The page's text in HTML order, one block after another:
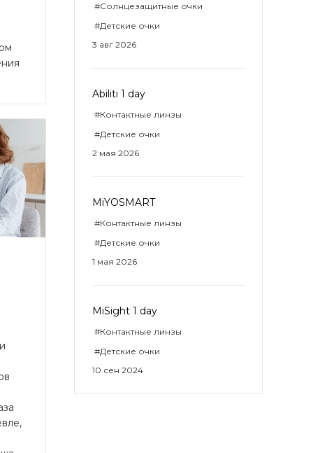
#Солнцезащитные очки
#Детские очки
3 авг 2026
Abiliti 1 day
#Контактные линзы
#Детские очки
2 мая 2026
MiYOSMART
#Контактные линзы
#Детские очки
1 мая 2026
MiSight 1 day
#Контактные линзы
#Детские очки
10 сен 2024